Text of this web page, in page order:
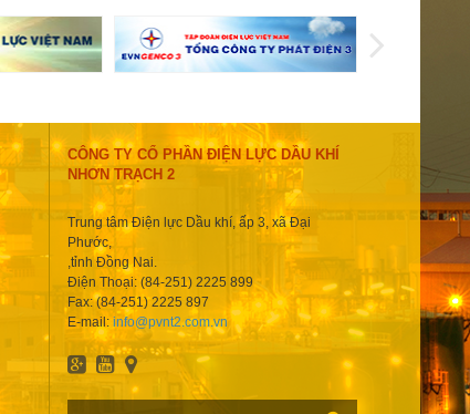
CÔNG TY CỔ PHẦN ĐIỆN LỰC DẦU KHÍ
NHƠN TRẠCH 2
Trung tâm Điện lực Dầu khí, ấp 3, xã Đại
Phước,
,tỉnh Đồng Nai.
Điện Thoại: (84-251) 2225 899
Fax: (84-251) 2225 897
E-mail: info@pvnt2.com.vn